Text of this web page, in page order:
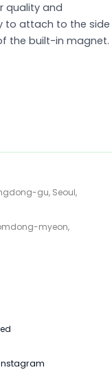
quality and
to attach to the side
the built-in magnet.
gu, Seoul,
myeon,